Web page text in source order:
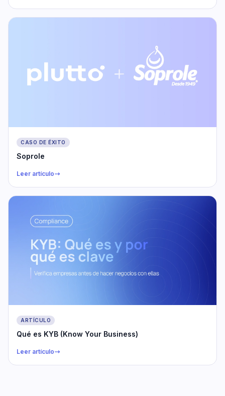
CASO DE ÉXITO
Soprole
Leer artículo
ARTÍCULO
Qué es KYB (Know Your Business)
Leer artículo